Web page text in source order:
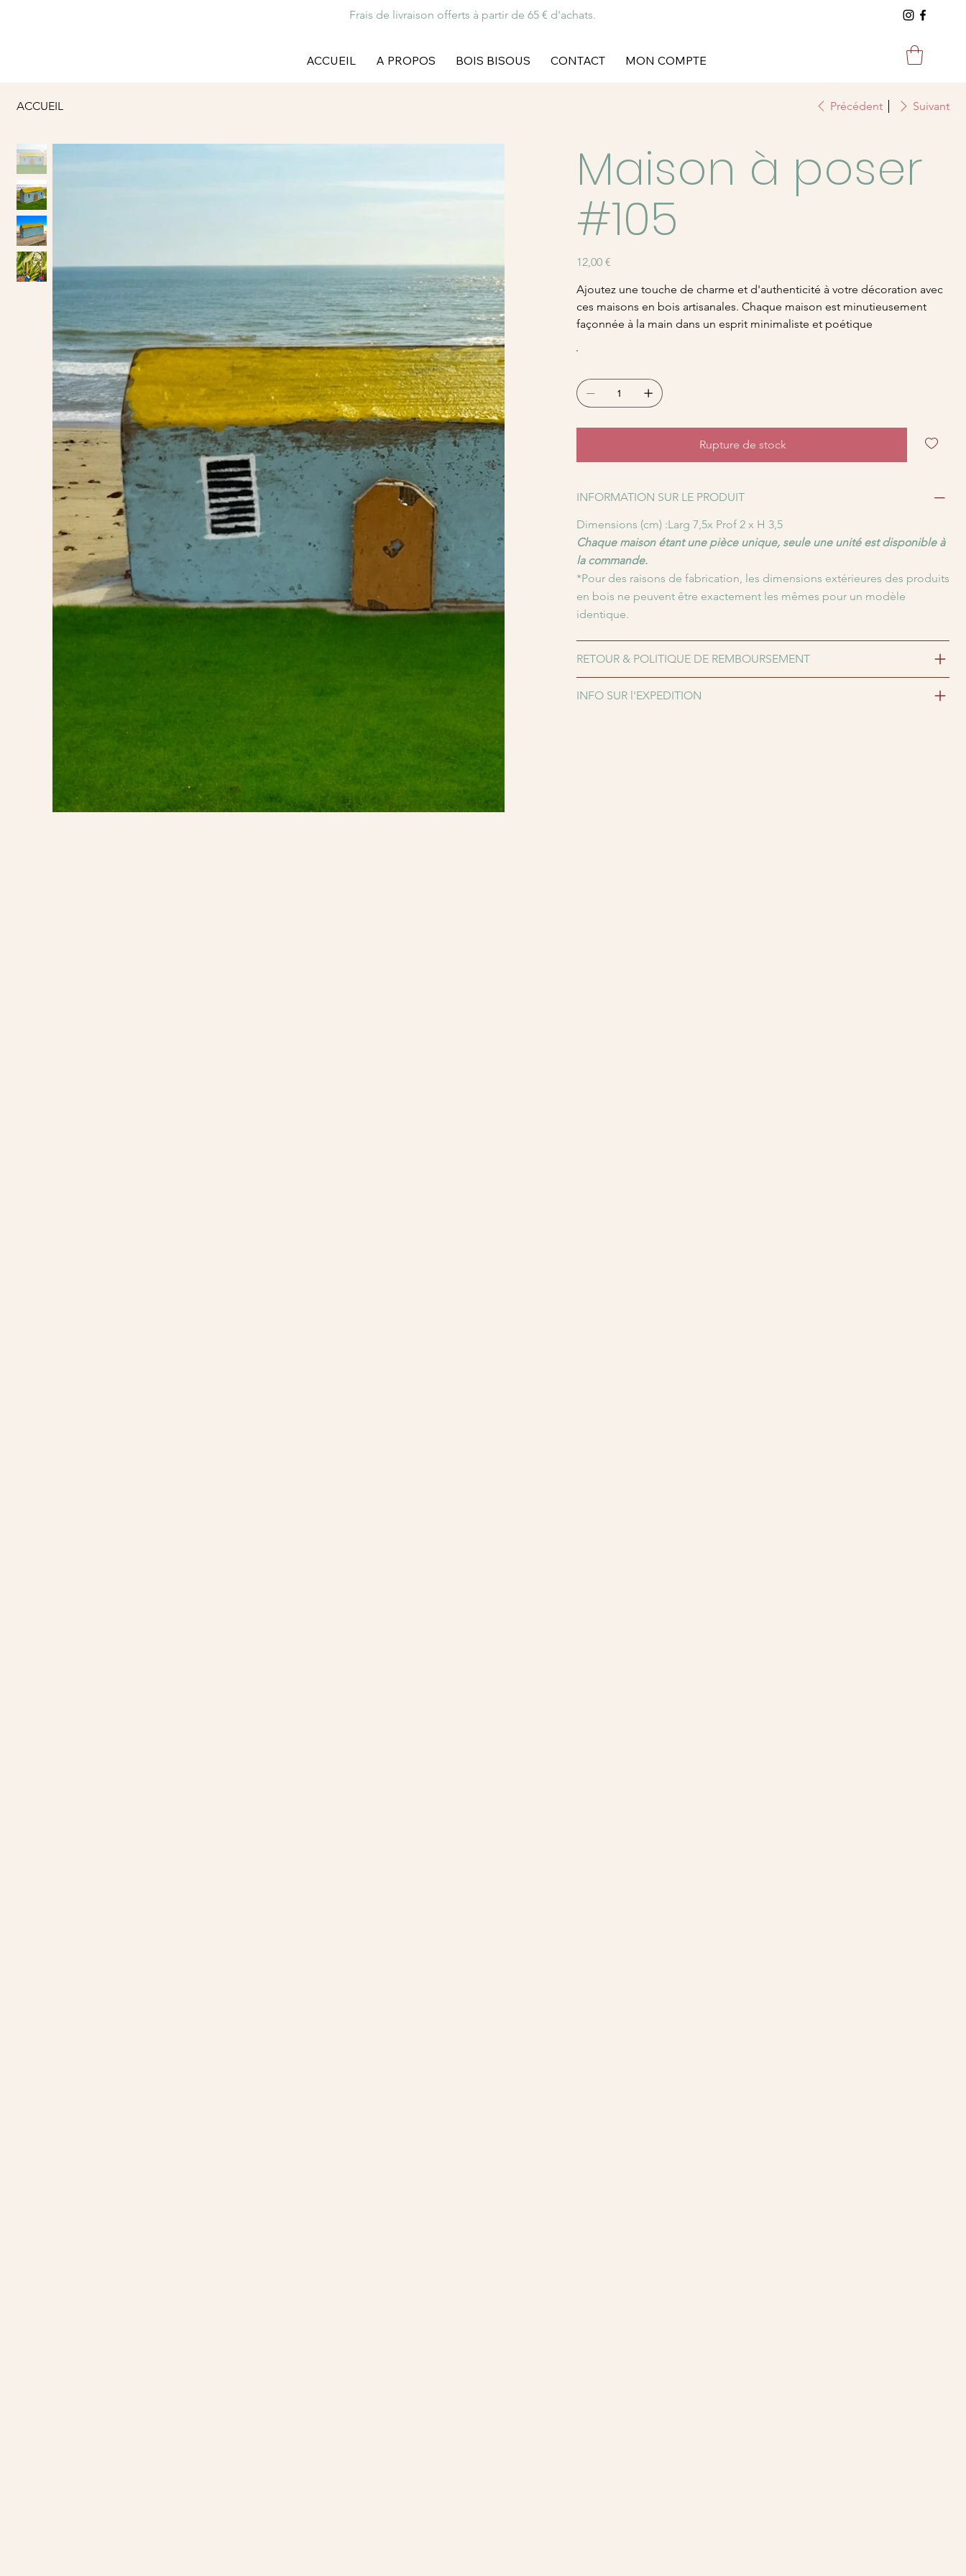
Frais de livraison offerts à partir de 65 € d'achats.
ACCUEIL A PROPOS BOIS BISOUS CONTACT MON COMPTE
ACCUEIL Précédent Suivant
Maison à poser
#105
Prix
12,00 €
Ajoutez une touche de charme et d'authenticité à votre décoration avec
ces maisons en bois artisanales. Chaque maison est minutieusement
façonnée à la main dans un esprit minimaliste et poétique
Rupture de stock
INFORMATION SUR LE PRODUIT
Dimensions (cm) :Larg 7,5x Prof 2 x H 3,5
Chaque maison étant une pièce unique, seule une unité est disponible à
la commande.
*Pour des raisons de fabrication, les dimensions extérieures des produits
en bois ne peuvent être exactement les mêmes pour un modèle
identique.
RETOUR & POLITIQUE DE REMBOURSEMENT
INFO SUR l'EXPEDITION